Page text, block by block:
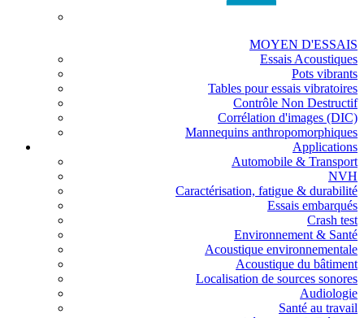
MOYEN D'ESSAIS
Essais Acoustiques
Pots vibrants
Tables pour essais vibratoires
Contrôle Non Destructif
Corrélation d'images (DIC)
Mannequins anthropomorphiques
Applications
Automobile & Transport
NVH
Caractérisation, fatigue & durabilité
Essais embarqués
Crash test
Environnement & Santé
Acoustique environnementale
Acoustique du bâtiment
Localisation de sources sonores
Audiologie
Santé au travail